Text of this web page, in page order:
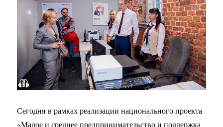
Сегодня в рамках реализации национального проекта
«Малое и среднее предпринимательство и поддержка